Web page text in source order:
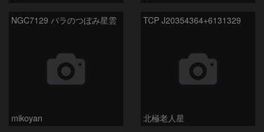
NGC7129 バラのつぼみ星雲
mikoyan
TCP J20354364+6131329
北極老人星